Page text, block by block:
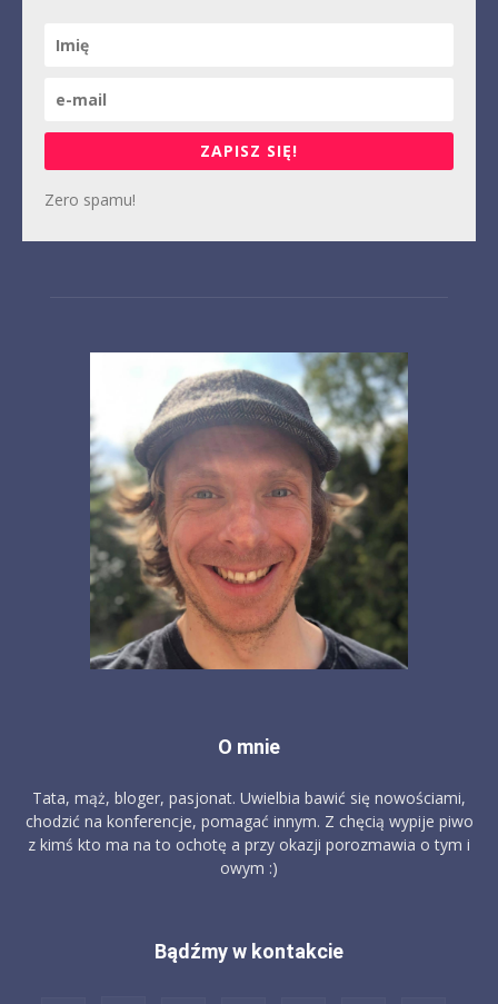
ZAPISZ SIĘ!
Zero spamu!
O mnie
Tata, mąż, bloger, pasjonat. Uwielbia bawić się nowościami,
chodzić na konferencje, pomagać innym. Z chęcią wypije piwo
z kimś kto ma na to ochotę a przy okazji porozmawia o tym i
owym :)
Bądźmy w kontakcie